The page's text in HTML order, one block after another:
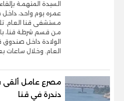
السيدة المتهمة
عمره يوم واحد،
مستشفى قنا العام.
من قسم شرطة قنا،
الولادة داخل
العام. وخلال ساعات
مصرع عامل ألقى
دندرة في قنا